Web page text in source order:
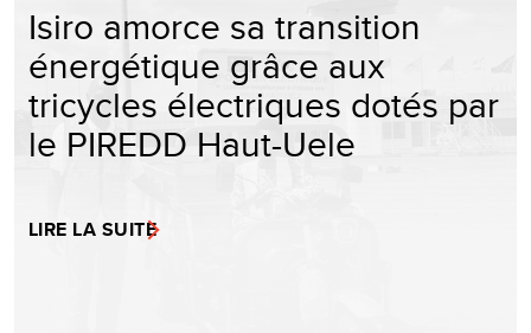
Isiro amorce sa transition
énergétique grâce aux
tricycles électriques dotés par
le PIREDD Haut-Uele
LIRE LA SUITE